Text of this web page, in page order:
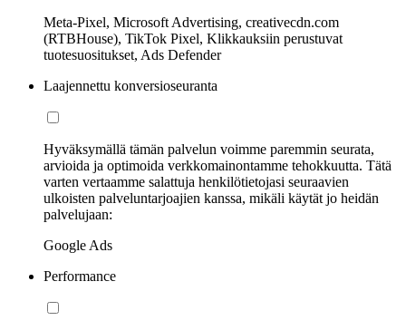
Meta-Pixel, Microsoft Advertising, creativecdn.com
(RTBHouse), TikTok Pixel, Klikkauksiin perustuvat
tuotesuositukset, Ads Defender
Laajennettu konversioseuranta
Hyväksymällä tämän palvelun voimme paremmin seurata,
arvioida ja optimoida verkkomainontamme tehokkuutta. Tätä
varten vertaamme salattuja henkilötietojasi seuraavien
ulkoisten palveluntarjoajien kanssa, mikäli käytät jo heidän
palvelujaan:
Google Ads
Performance